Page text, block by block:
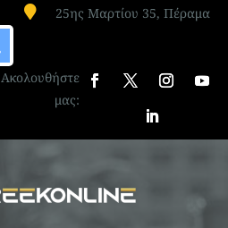
 25ης Μαρτίου 35, Πέραμα
Ακολουθήστε
μας: